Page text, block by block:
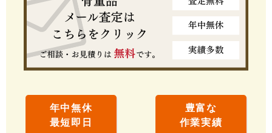
年中無休
最短即日
豊富な
作業実績